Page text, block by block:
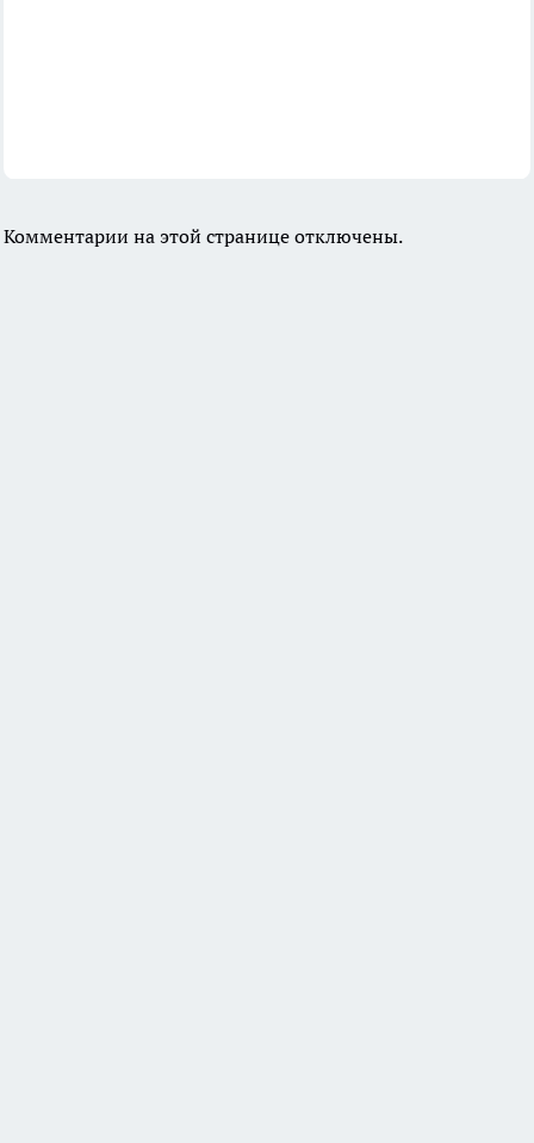
Комментарии на этой странице отключены.